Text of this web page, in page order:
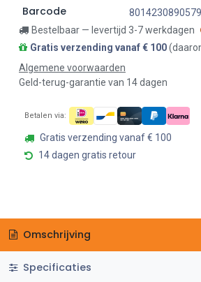
Barcode
8014230890579
Bestelbaar — levertijd 3-7 werkdagen
Gratis verzending vanaf € 100
Algemene voorwaarden
Geld-terug-garantie van 14 dagen
Betalen via:
Gratis verzending vanaf € 100
14 dagen gratis retour
Omschrijving
Specificaties